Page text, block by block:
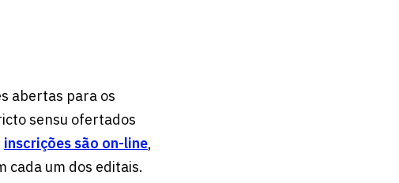
abertas para os
sensu ofertados
inscrições são on-line,
cada um dos editais.